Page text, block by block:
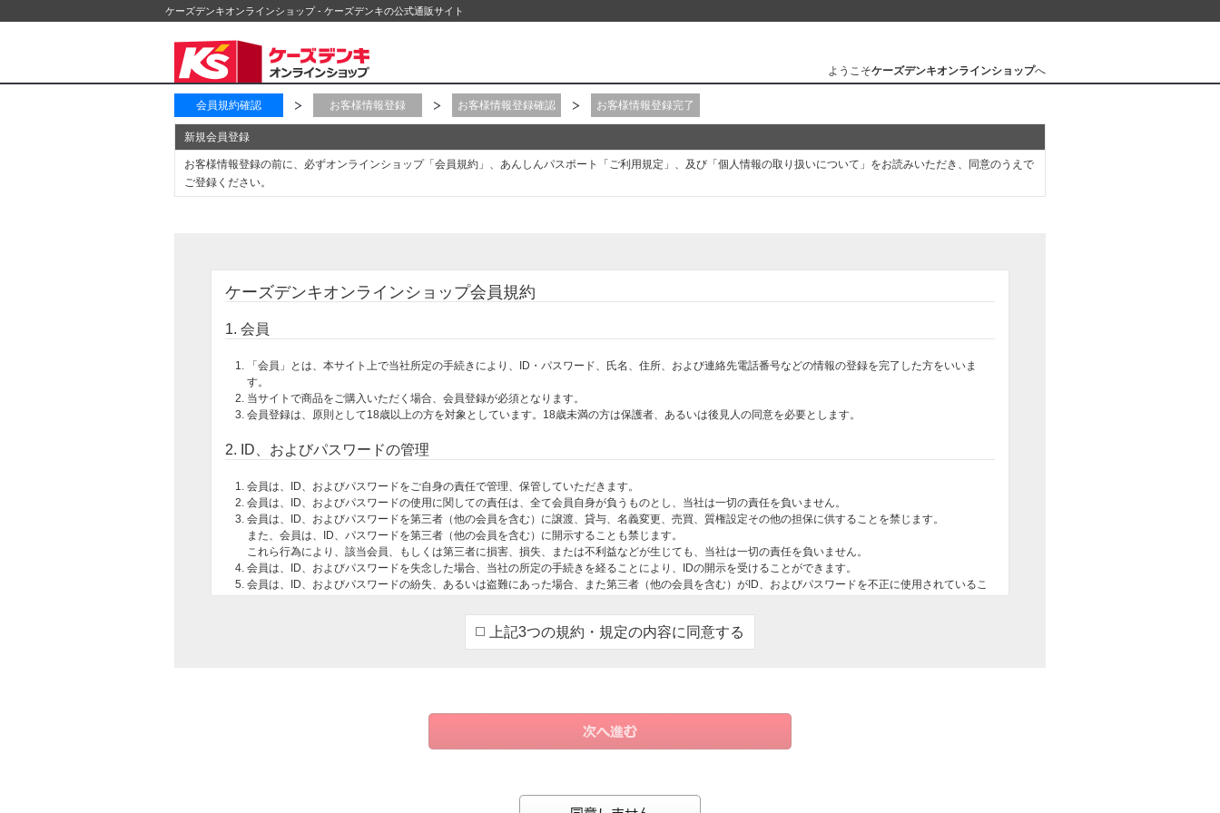
ケーズデンキオンラインショップ - ケーズデンキの公式通販サイト
ようこそケーズデンキオンラインショップへ
会員規約確認 お客様情報登録 お客様情報登録確認 お客様情報登録完了
新規会員登録
お客様情報登録の前に、必ずオンラインショップ「会員規約」、あんしんパスポート「ご利用規定」、及び「個人情報の取り扱いについて」をお読みいただき、同意のうえで
ご登録ください。
ケーズデンキオンラインショップ会員規約
1. 会員
「会員」とは、本サイト上で当社所定の手続きにより、ID・パスワード、氏名、住所、および連絡先電話番号などの情報の登録を完了した方をいいま
す。
当サイトで商品をご購入いただく場合、会員登録が必須となります。
会員登録は、原則として18歳以上の方を対象としています。18歳未満の方は保護者、あるいは後見人の同意を必要とします。
2. ID、およびパスワードの管理
会員は、ID、およびパスワードをご自身の責任で管理、保管していただきます。
会員は、ID、およびパスワードの使用に関しての責任は、全て会員自身が負うものとし、当社は一切の責任を負いません。
会員は、ID、およびパスワードを第三者（他の会員を含む）に譲渡、貸与、名義変更、売買、質権設定その他の担保に供することを禁じます。
また、会員は、ID、パスワードを第三者（他の会員を含む）に開示することも禁じます。
これら行為により、該当会員、もしくは第三者に損害、損失、または不利益などが生じても、当社は一切の責任を負いません。
会員は、ID、およびパスワードを失念した場合、当社の所定の手続きを経ることにより、IDの開示を受けることができます。
会員は、ID、およびパスワードの紛失、あるいは盗難にあった場合、また第三者（他の会員を含む）がID、およびパスワードを不正に使用されているこ
会員が本サイト内において、他の会員のID、およびパスワード、あるいは個人情報を知りえた場合、直ちにその旨を当社に連絡するとともに、当社から
上記3つの規約・規定の内容に同意する